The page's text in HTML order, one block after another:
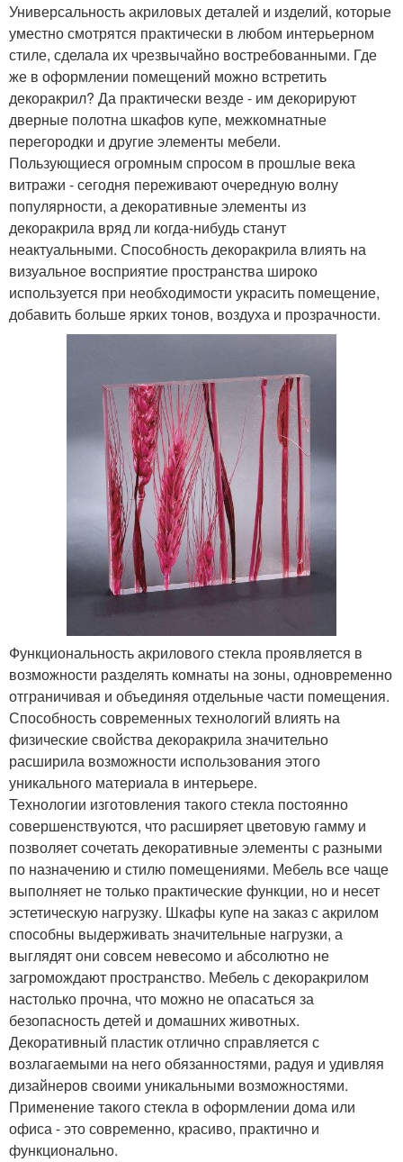
Универсальность акриловых деталей и изделий, которые
уместно смотрятся практически в любом интерьерном
стиле, сделала их чрезвычайно востребованными. Где
же в оформлении помещений можно встретить
декоракрил? Да практически везде - им декорируют
дверные полотна шкафов купе, межкомнатные
перегородки и другие элементы мебели.
Пользующиеся огромным спросом в прошлые века
витражи - сегодня переживают очередную волну
популярности, а декоративные элементы из
декоракрила вряд ли когда-нибудь станут
неактуальными. Способность декоракрила влиять на
визуальное восприятие пространства широко
используется при необходимости украсить помещение,
добавить больше ярких тонов, воздуха и прозрачности.
Функциональность акрилового стекла проявляется в
возможности разделять комнаты на зоны, одновременно
отграничивая и объединяя отдельные части помещения.
Способность современных технологий влиять на
физические свойства декоракрила значительно
расширила возможности использования этого
уникального материала в интерьере.
Технологии изготовления такого стекла постоянно
совершенствуются, что расширяет цветовую гамму и
позволяет сочетать декоративные элементы с разными
по назначению и стилю помещениями. Мебель все чаще
выполняет не только практические функции, но и несет
эстетическую нагрузку. Шкафы купе на заказ с акрилом
способны выдерживать значительные нагрузки, а
выглядят они совсем невесомо и абсолютно не
загромождают пространство. Мебель с декоракрилом
настолько прочна, что можно не опасаться за
безопасность детей и домашних животных.
Декоративный пластик отлично справляется с
возлагаемыми на него обязанностями, радуя и удивляя
дизайнеров своими уникальными возможностями.
Применение такого стекла в оформлении дома или
офиса - это современно, красиво, практично и
функционально.